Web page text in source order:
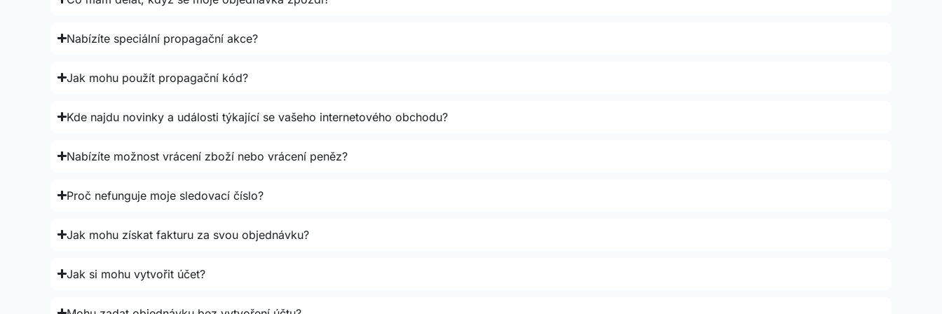
Nabízíte speciální propagační akce?
Jak mohu použít propagační kód?
Kde najdu novinky a události týkající se vašeho internetového obchodu?
Nabízíte možnost vrácení zboží nebo vrácení peněz?
Proč nefunguje moje sledovací číslo?
Jak mohu získat fakturu za svou objednávku?
Jak si mohu vytvořit účet?